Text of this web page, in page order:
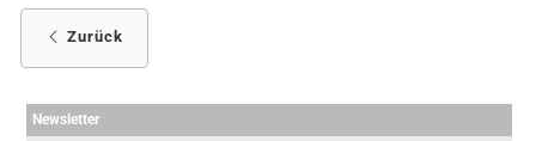
Zurück
Newsletter